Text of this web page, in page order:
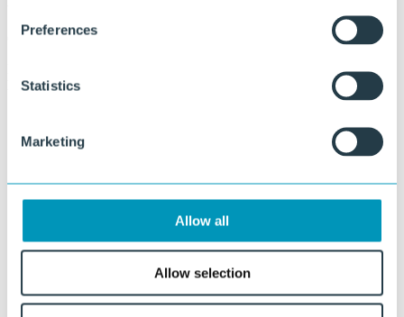
Preferences
Statistics
Marketing
Allow all
Allow selection
Circulair
Ekoshield wordt geproduceerd van gerecycled kunststof en is na
haar lange levensduur volledig recyclebaar.